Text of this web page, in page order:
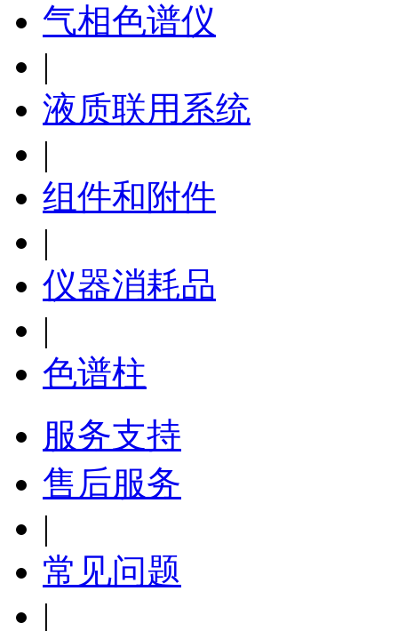
气相色谱仪
|
液质联用系统
|
组件和附件
|
仪器消耗品
|
色谱柱
服务支持
售后服务
|
常见问题
|